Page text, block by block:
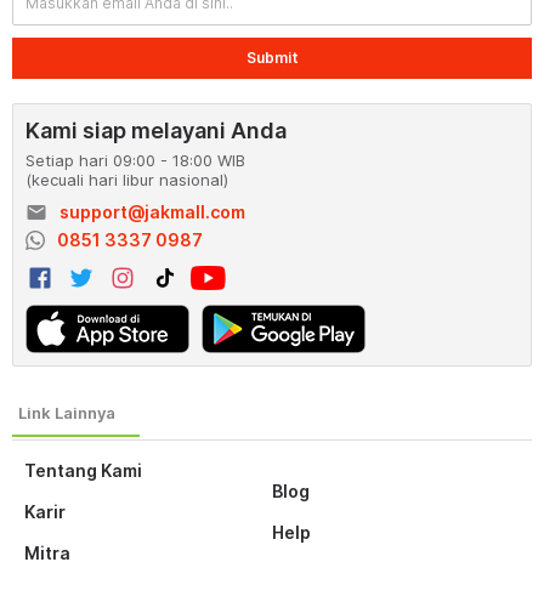
Tentang Kami
Karir
Mitra
Blog
Help
Submit
Kami siap melayani Anda
Setiap hari 09:00 - 18:00 WIB
(kecuali hari libur nasional)
email
support@jakmall.com
0851 3337 0987